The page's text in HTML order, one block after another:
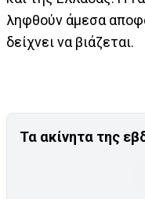
ληφθούν άμεσα
δείχνει να βιάζεται.
Τα ακίνητα της